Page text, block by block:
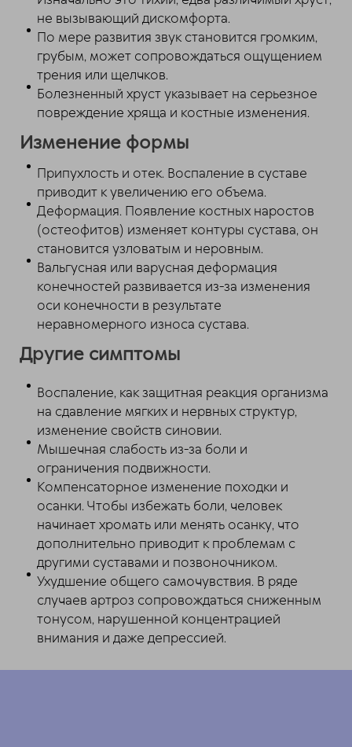
не вызывающий дискомфорта.
По мере развития звук становится громким,
грубым, может сопровождаться ощущением
трения или щелчков.
Болезненный хруст указывает на серьезное
повреждение хряща и костные изменения.
Изменение формы
Припухлость и отек. Воспаление в суставе
приводит к увеличению его объема.
Деформация. Появление костных наростов
(остеофитов) изменяет контуры сустава, он
становится узловатым и неровным.
Вальгусная или варусная деформация
конечностей развивается из-за изменения
оси конечности в результате
неравномерного износа сустава.
Другие симптомы
Воспаление, как защитная реакция организма
на сдавление мягких и нервных структур,
изменение свойств синовии.
Мышечная слабость из-за боли и
ограничения подвижности.
Компенсаторное изменение походки и
осанки. Чтобы избежать боли, человек
начинает хромать или менять осанку, что
дополнительно приводит к проблемам с
другими суставами и позвоночником.
Ухудшение общего самочувствия. В ряде
случаев артроз сопровождаться сниженным
тонусом, нарушенной концентрацией
внимания и даже депрессией.